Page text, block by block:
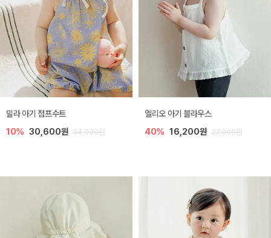
밀라 아기 점프수트
10% 30,600원 34,000원
엘리오 아기 블라우스
40% 16,200원 27,000원